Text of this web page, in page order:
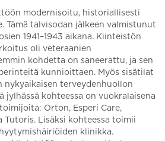
modernisoitu, historiallisesti
Tämä talvisodan jälkeen valmistunut
1941–1943 aikana. Kiinteistön
oli veteraanien
kohdetta on saneerattu, ja sen
kunnioittaen. Myös sisätilat
nykyaikaisen terveydenhuollon
jylhässä kohteessa on vuokralaisena
Orton, Esperi Care,
Tutoris. Lisäksi kohteessa toimii
klinikka.